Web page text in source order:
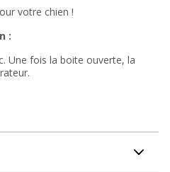
votre chien !
:
Une fois la boite ouverte, la